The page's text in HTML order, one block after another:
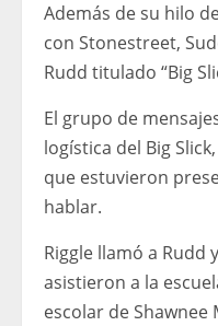
Además de su hilo
con Stonestreet,
Rudd titulado “Big
El grupo de
logística del Big
que estuvieron
hablar.
Riggle llamó a Rudd
asistieron a la
escolar de Shawnee